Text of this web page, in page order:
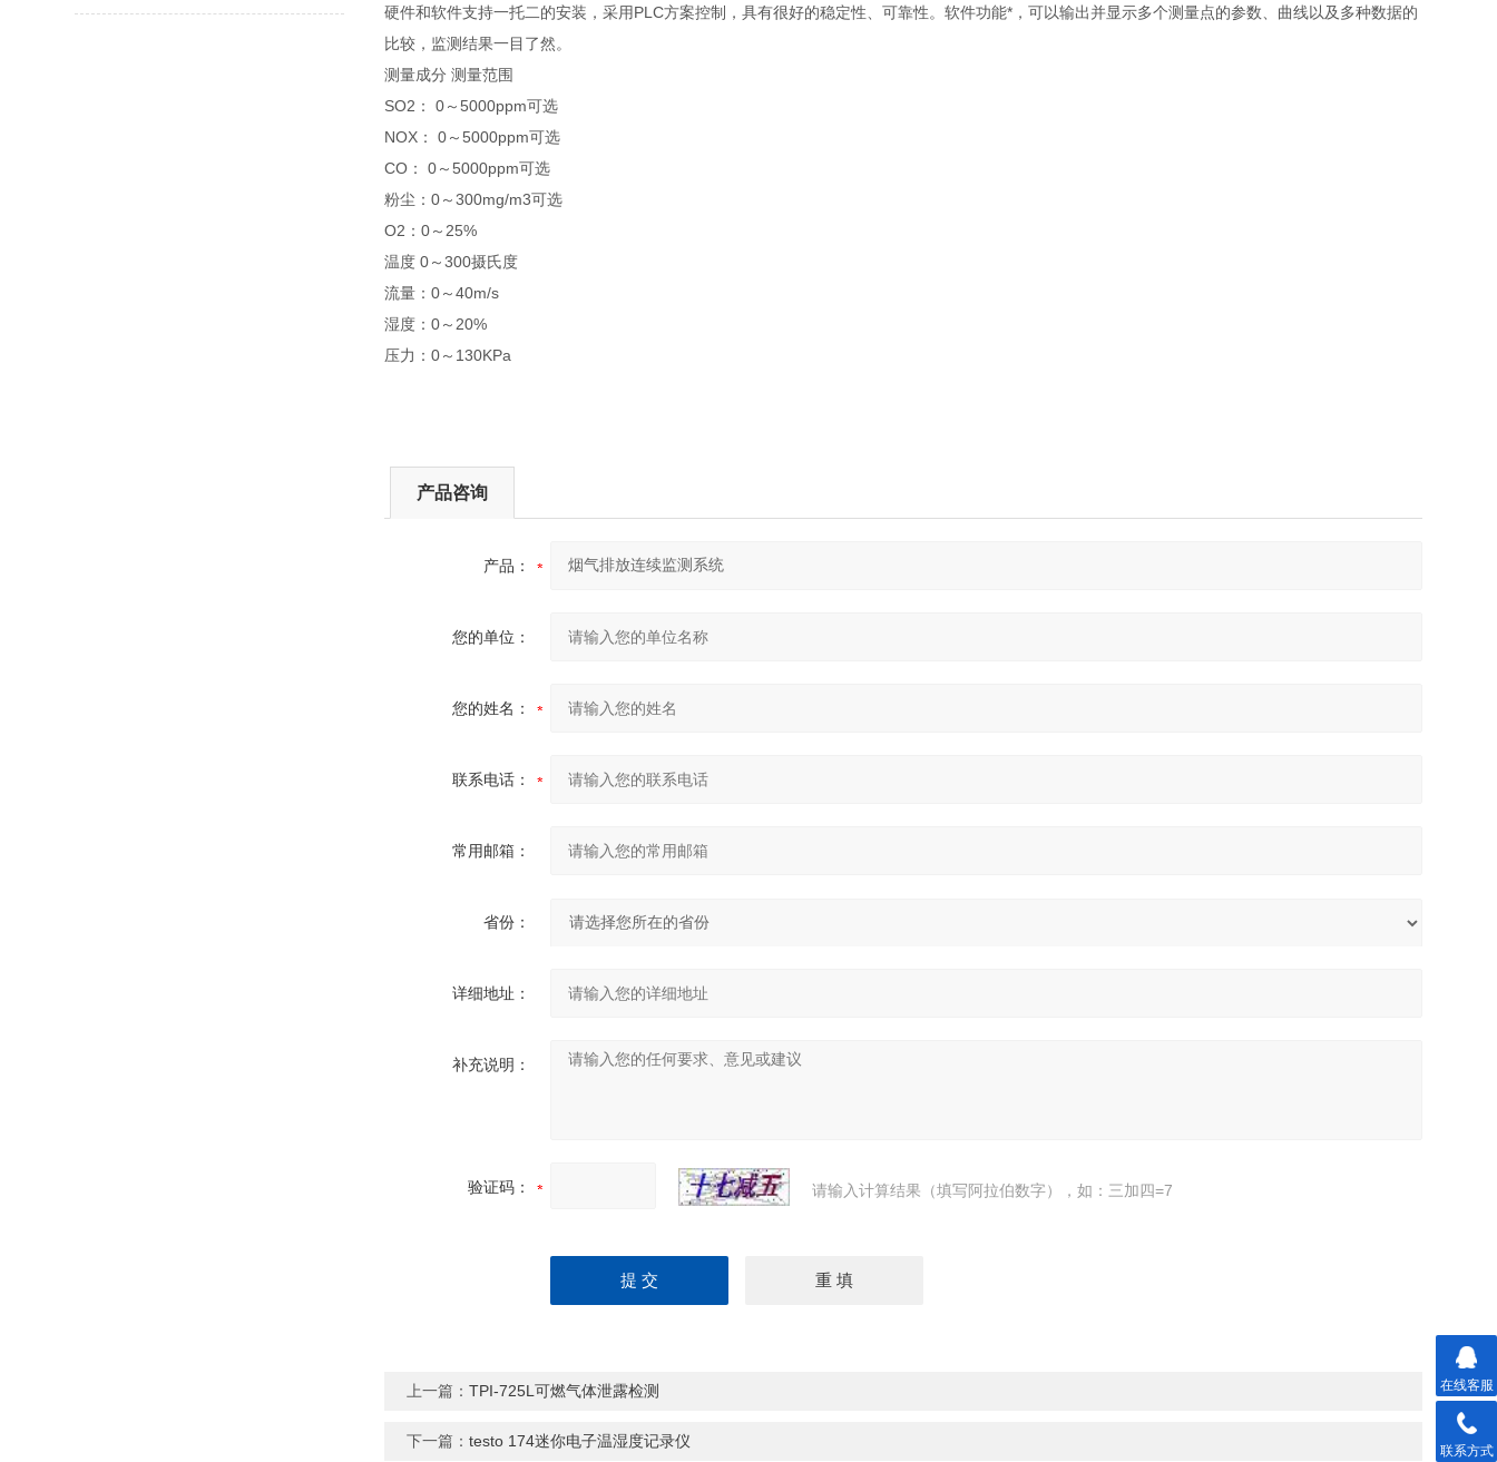
硬件和软件支持一托二的安装，采用PLC方案控制，具有很好的稳定性、可靠性。软件功能*，可以输出并显示多个测量点的参数、曲线以及多种数据的
比较，监测结果一目了然。
测量成分 测量范围
SO2： 0～5000ppm可选
NOX： 0～5000ppm可选
CO： 0～5000ppm可选
粉尘：0～300mg/m3可选
O2：0～25%
温度 0～300摄氏度
流量：0～40m/s
湿度：0～20%
压力：0～130KPa
产品咨询
产品：
您的单位：
您的姓名：
联系电话：
常用邮箱：
省份：
详细地址：
补充说明：
验证码： 请输入计算结果（填写阿拉伯数字），如：三加四=7
上一篇：TPI-725L可燃气体泄露检测
下一篇：testo 174迷你电子温湿度记录仪
在线客服
联系方式